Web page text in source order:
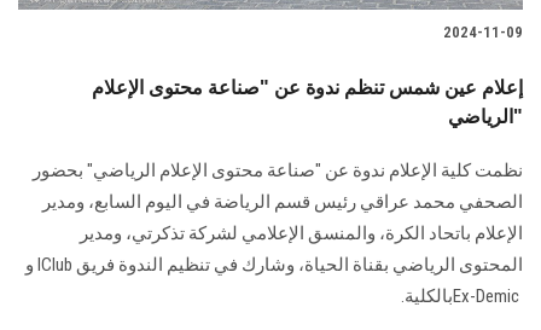
2024-11-09
إعلام عين شمس تنظم ندوة عن "صناعة محتوى الإعلام
الرياضي"
نظمت كلية الإعلام ندوة عن "صناعة محتوى الإعلام الرياضي" بحضور
‏الصحفي محمد عراقي رئيس قسم الرياضة في اليوم السابع، ومدير
الإعلام باتحاد الكرة، والمنسق الإعلامي لشركة تذكرتي، ومدير
Ex-Demic ‎بالكلية.